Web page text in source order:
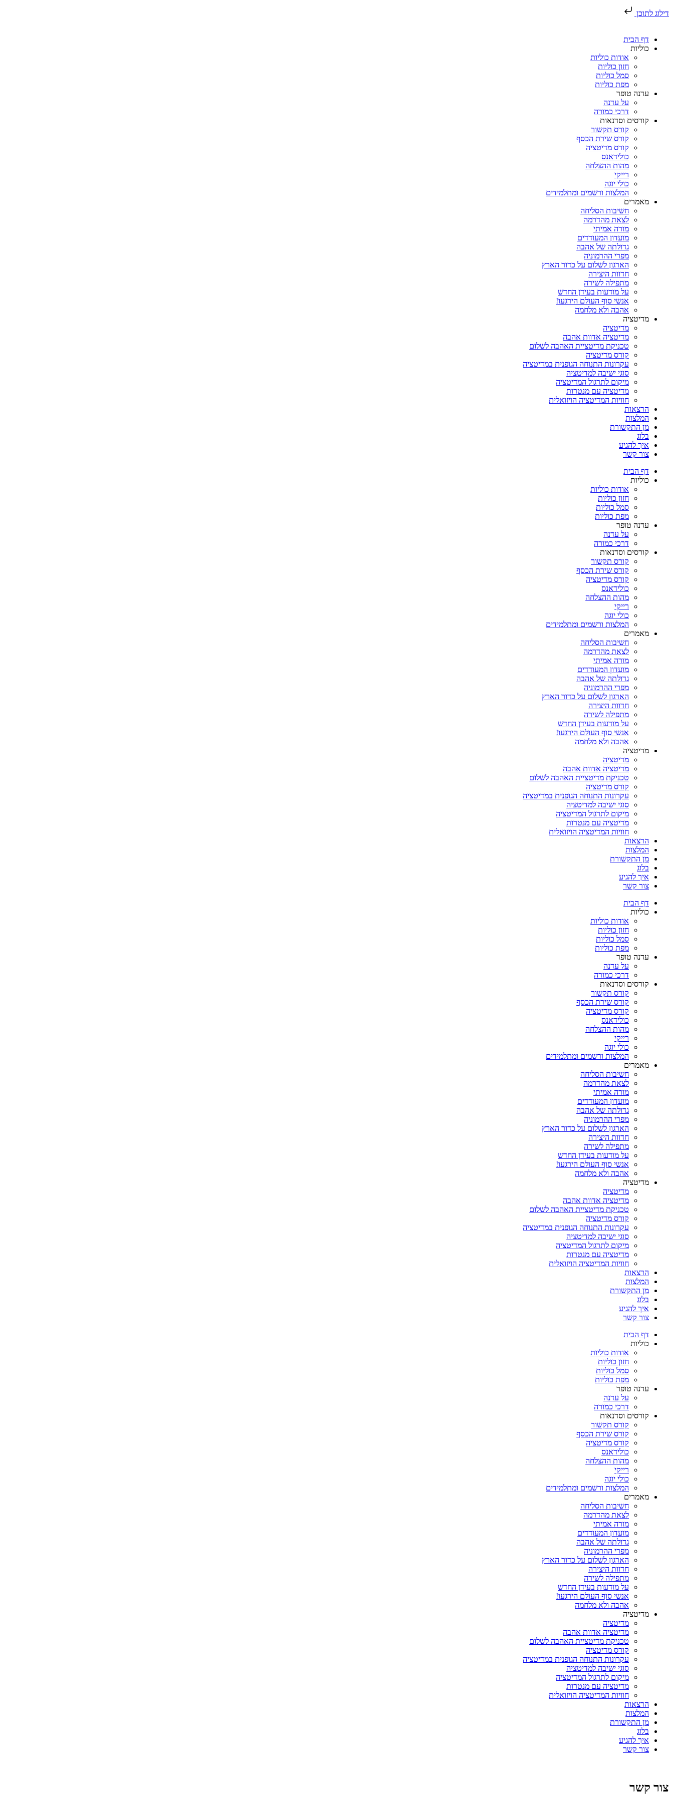
דילוג לתוכן
דף הבית
כוליות
אודות כוליות
חזון כוליות
סמל כוליות
מפת כוליות
עדנה טופר
על עדנה
דרכי כמורה
קורסים וסדנאות
קורס תקשור
קורס שירת הכסף
קורס מדיטציה
כולידאנס
מהות ההצלחה
רייקי
כולי יוגה
המלצות ורשמים ומתלמידים
מאמרים
חשיבות הסליחה
לצאת מהדרמה
מורה אמיתי
מועדון המעודדים
גדולתה של אהבה
מפרי ההרמוניה
הארגון לשלום על כדור הארץ
חדוות היצירה
מתפילה לשירה
על מודעות בעידן החדש
אנשי סוף העולם הירגעו!
אהבה ולא מלחמה
מדיטציה
מדיטציה
מדיטציה אדוות אהבה
טכניקת מדיטציית האהבה לשלום
קורס מדיטציה
עקרונות התנוחה הגופנית במדיטציה
סוגי ישיבה למדיטציה
מיקום לתרגול המדיטציה
מדיטציה עם מנטרות
חוויות המדיטציה הויזואלית
הרצאות
המלצות
מן התקשורת
בלוג
איך להגיע
צור קשר
דף הבית
כוליות
אודות כוליות
חזון כוליות
סמל כוליות
מפת כוליות
עדנה טופר
על עדנה
דרכי כמורה
קורסים וסדנאות
קורס תקשור
קורס שירת הכסף
קורס מדיטציה
כולידאנס
מהות ההצלחה
רייקי
כולי יוגה
המלצות ורשמים ומתלמידים
מאמרים
חשיבות הסליחה
לצאת מהדרמה
מורה אמיתי
מועדון המעודדים
גדולתה של אהבה
מפרי ההרמוניה
הארגון לשלום על כדור הארץ
חדוות היצירה
מתפילה לשירה
על מודעות בעידן החדש
אנשי סוף העולם הירגעו!
אהבה ולא מלחמה
מדיטציה
מדיטציה
מדיטציה אדוות אהבה
טכניקת מדיטציית האהבה לשלום
קורס מדיטציה
עקרונות התנוחה הגופנית במדיטציה
סוגי ישיבה למדיטציה
מיקום לתרגול המדיטציה
מדיטציה עם מנטרות
חוויות המדיטציה הויזואלית
הרצאות
המלצות
מן התקשורת
בלוג
איך להגיע
צור קשר
דף הבית
כוליות
אודות כוליות
חזון כוליות
סמל כוליות
מפת כוליות
עדנה טופר
על עדנה
דרכי כמורה
קורסים וסדנאות
קורס תקשור
קורס שירת הכסף
קורס מדיטציה
כולידאנס
מהות ההצלחה
רייקי
כולי יוגה
המלצות ורשמים ומתלמידים
מאמרים
חשיבות הסליחה
לצאת מהדרמה
מורה אמיתי
מועדון המעודדים
גדולתה של אהבה
מפרי ההרמוניה
הארגון לשלום על כדור הארץ
חדוות היצירה
מתפילה לשירה
על מודעות בעידן החדש
אנשי סוף העולם הירגעו!
אהבה ולא מלחמה
מדיטציה
מדיטציה
מדיטציה אדוות אהבה
טכניקת מדיטציית האהבה לשלום
קורס מדיטציה
עקרונות התנוחה הגופנית במדיטציה
סוגי ישיבה למדיטציה
מיקום לתרגול המדיטציה
מדיטציה עם מנטרות
חוויות המדיטציה הויזואלית
הרצאות
המלצות
מן התקשורת
בלוג
איך להגיע
צור קשר
דף הבית
כוליות
אודות כוליות
חזון כוליות
סמל כוליות
מפת כוליות
עדנה טופר
על עדנה
דרכי כמורה
קורסים וסדנאות
קורס תקשור
קורס שירת הכסף
קורס מדיטציה
כולידאנס
מהות ההצלחה
רייקי
כולי יוגה
המלצות ורשמים ומתלמידים
מאמרים
חשיבות הסליחה
לצאת מהדרמה
מורה אמיתי
מועדון המעודדים
גדולתה של אהבה
מפרי ההרמוניה
הארגון לשלום על כדור הארץ
חדוות היצירה
מתפילה לשירה
על מודעות בעידן החדש
אנשי סוף העולם הירגעו!
אהבה ולא מלחמה
מדיטציה
מדיטציה
מדיטציה אדוות אהבה
טכניקת מדיטציית האהבה לשלום
קורס מדיטציה
עקרונות התנוחה הגופנית במדיטציה
סוגי ישיבה למדיטציה
מיקום לתרגול המדיטציה
מדיטציה עם מנטרות
חוויות המדיטציה הויזואלית
הרצאות
המלצות
מן התקשורת
בלוג
איך להגיע
צור קשר
צור קשר